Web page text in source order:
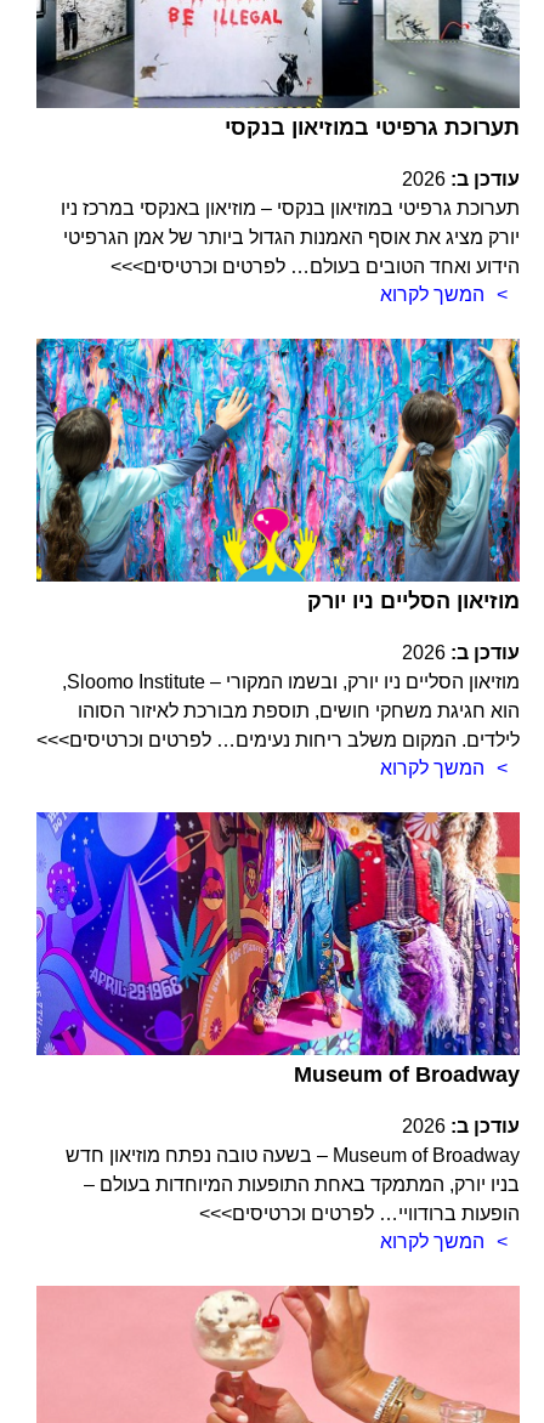
תערוכת גרפיטי במוזיאון בנקסי
עודכן ב: 2026
תערוכת גרפיטי במוזיאון בנקסי – מוזיאון באנקסי במרכז ניו
יורק מציג את אוסף האמנות הגדול ביותר של אמן הגרפיטי
הידוע ואחד הטובים בעולם… לפרטים וכרטיסים>>>
המשך לקרוא
מוזיאון הסליים ניו יורק
עודכן ב: 2026
מוזיאון הסליים ניו יורק, ובשמו המקורי – Sloomo Institute,
הוא חגיגת משחקי חושים, תוספת מבורכת לאיזור הסוהו
לילדים. המקום משלב ריחות נעימים… לפרטים וכרטיסים>>>
המשך לקרוא
Museum of Broadway
עודכן ב: 2026
Museum of Broadway – בשעה טובה נפתח מוזיאון חדש
בניו יורק, המתמקד באחת התופעות המיוחדות בעולם –
הופעות ברודוויי… לפרטים וכרטיסים>>>
המשך לקרוא